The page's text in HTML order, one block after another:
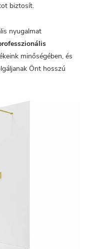
biztosít.
nyugalmat
minőségében, és
Önt hosszú